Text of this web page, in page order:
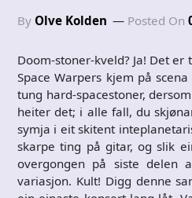
By Olve Kolden Posted On
Doom-stoner-kveld? Ja! Det
Space Warpers kjem på
tung hard-spacestoner,
heiter det; i alle fall, du
symja i eit skitent
skarpe ting på gitar, og slik
overgongen på siste delen
variasjon. Kult! Digg denne